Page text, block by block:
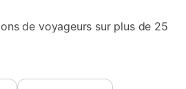
de voyageurs sur plus de 25